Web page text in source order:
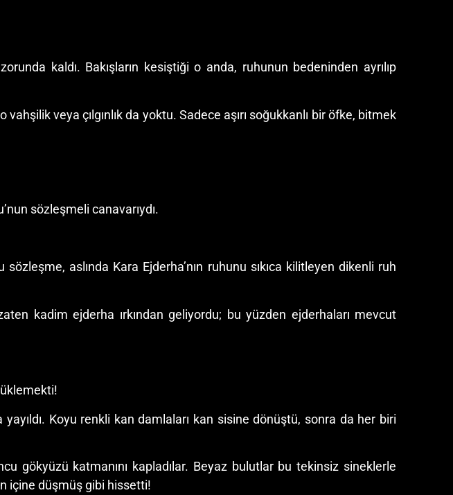
kaldı. Bakışların kesiştiği o anda, ruhunun bedeninden ayrılıp
veya çılgınlık da yoktu. Sadece aşırı soğukkanlı bir öfke, bitmek
sözleşmeli canavarıydı.
aslında Kara Ejderha’nın ruhunu sıkıca kilitleyen dikenli ruh
kadim ejderha ırkından geliyordu; bu yüzden ejderhaları mevcut
Koyu renkli kan damlaları kan sisine dönüştü, sonra da her biri
gökyüzü katmanını kapladılar. Beyaz bulutlar bu tekinsiz sineklerle
içine düşmüş gibi hissetti!